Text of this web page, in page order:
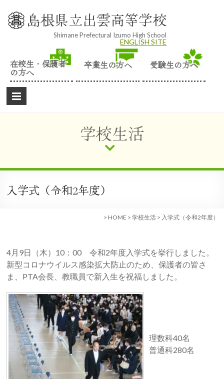
content 島根県立出雲高等学校
Shimane Prefectural Izumo High School
ENGLISH SITE
在校生・保護者
の方へ
卒業生の方へ 受験生の方へ
学校生活
入学式（令和2年度）
> HOME > 学校生活 > 入学式（令和2年度）
4月9日（木）10：00 令和2年度入学式を挙行しました。
新型コロナウイルス感染拡大防止のため、保護者の皆さ
ま、PTA会長、教職員で新入生を祝福しました。
理数科40名
普通科280名